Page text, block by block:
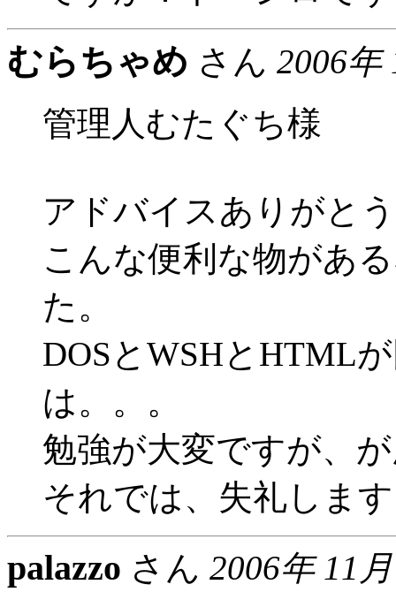
むらちゃめ さん 2006年
管理人むたぐち様
アドバイスありがと
こんな便利な物があ
た。
DOSとWSHとHTML
は。。。
勉強が大変ですが、
それでは、失礼しま
palazzo さん 2006年 11